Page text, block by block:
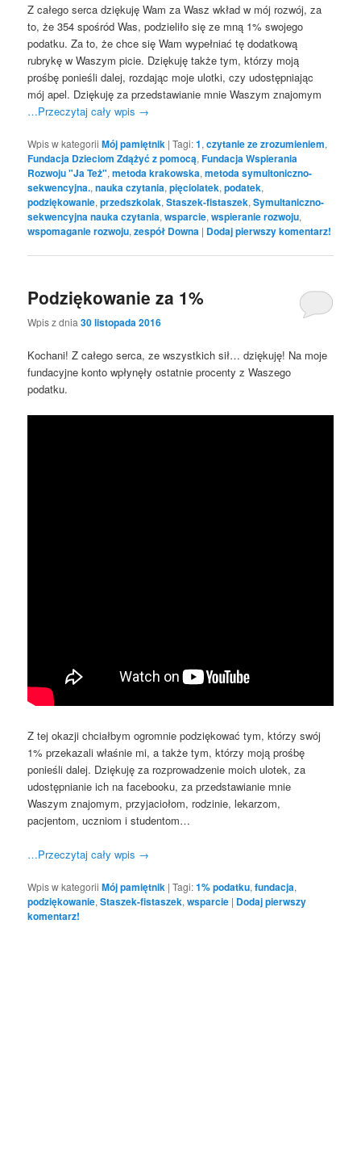
Z całego serca dziękuję Wam za Wasz wkład w mój rozwój, za
to, że 354 spośród Was, podzieliło się ze mną 1% swojego
podatku. Za to, że chce się Wam wypełniać tę dodatkową
rubrykę w Waszym picie. Dziękuję także tym, którzy moją
prośbę ponieśli dalej, rozdając moje ulotki, czy udostępniając
mój apel. Dziękuję za przedstawianie mnie Waszym znajomym
…Przeczytaj cały wpis →
Wpis w kategoriiMój pamiętnik |Tagi:1,czytanie ze zrozumieniem,
Fundacja Dzieciom Zdążyć z pomocą,Fundacja Wspierania
Rozwoju "Ja Też",metoda krakowska,metoda symultoniczno-
sekwencyjna.,nauka czytania,pięciolatek,podatek,
podziękowanie,przedszkolak,Staszek-fistaszek,Symultaniczno-
sekwencyjna nauka czytania,wsparcie,wspieranie rozwoju,
wspomaganie rozwoju,zespół Downa | Dodaj pierwszy komentarz!
Podziękowanie za 1%
Wpis z dnia30 listopada 2016
Kochani! Z całego serca, ze wszystkich sił… dziękuję! Na moje
fundacyjne konto wpłynęły ostatnie procenty z Waszego
podatku.
Z tej okazji chciałbym ogromnie podziękować tym, którzy swój
1% przekazali właśnie mi, a także tym, którzy moją prośbę
ponieśli dalej. Dziękuję za rozprowadzenie moich ulotek, za
udostępnianie ich na facebooku, za przedstawianie mnie
Waszym znajomym, przyjaciołom, rodzinie, lekarzom,
pacjentom, uczniom i studentom…
…Przeczytaj cały wpis →
Wpis w kategoriiMój pamiętnik |Tagi:1% podatku,fundacja,
podziękowanie,Staszek-fistaszek,wsparcie | Dodaj pierwszy
komentarz!